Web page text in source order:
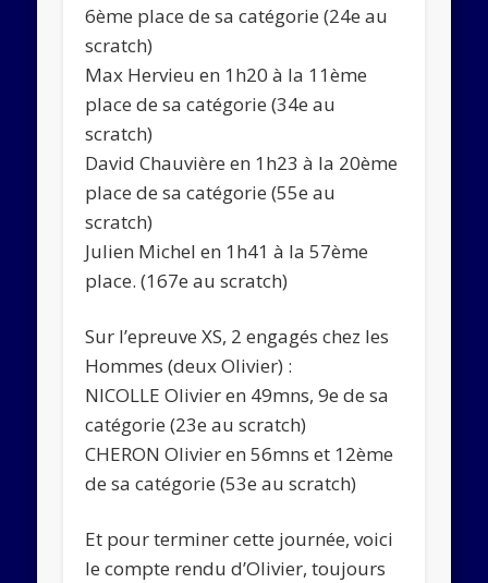
6ème place de sa catégorie (24e au
scratch)
Max Hervieu en 1h20 à la 11ème
place de sa catégorie (34e au
scratch)
David Chauvière en 1h23 à la 20ème
place de sa catégorie (55e au
scratch)
Julien Michel en 1h41 à la 57ème
place. (167e au scratch)
Sur l’epreuve XS, 2 engagés chez les
Hommes (deux Olivier) :
NICOLLE Olivier en 49mns, 9e de sa
catégorie (23e au scratch)
CHERON Olivier en 56mns et 12ème
de sa catégorie (53e au scratch)
Et pour terminer cette journée, voici
le compte rendu d’Olivier, toujours